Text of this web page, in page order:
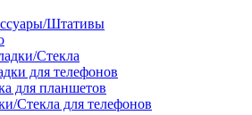
Штативы
Стекла
для телефонов
для планшетов
Стекла для телефонов